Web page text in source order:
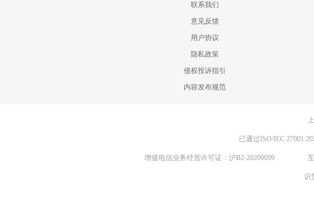
联系我们
意见反馈
用户协议
隐私政策
侵权投诉指引
内容发布规范
已通过ISO/IEC
增值电信业务经营许可证：沪B2-20200099
识